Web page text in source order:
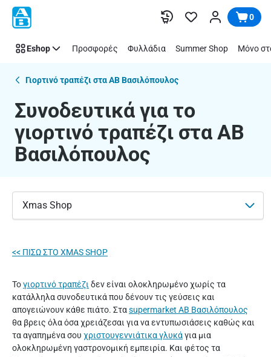
Παράλειψη
Συνοδευτικά
γιορτινό
Βασιλόπουλος
0
Eshop Προσφορές Φυλλάδια Summer Shop Μόνο
Γιορτινό τραπέζι στα ΑΒ Βασιλόπουλος
Συνοδευτικά για το
γιορτινό τραπέζι στα ΑΒ
Βασιλόπουλος
Xmas Shop
<< ΠΙΣΩ ΣΤO XMAS SHOP
Τογιορτινό τραπέζι δεν είναι ολοκληρωμένο χωρίς τα
κατάλληλα συνοδευτικά που δένουν τις γεύσεις και
απογειώνουν κάθε πιάτο. Σταsupermarket AB Βασιλόπουλος
θα βρεις όλα όσα χρειάζεσαι για να εντυπωσιάσεις καθώς και
τα αγαπημένα σου χριστουγεννιάτικα γλυκάγια μια
ολοκληρωμένη γαστρονομική εμπειρία. Και φέτος τα